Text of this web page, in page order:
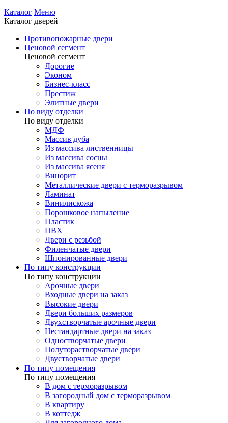
Каталог Меню
Каталог дверей
Противопожарные двери
Ценовой сегмент
Ценовой сегмент
Дорогие
Эконом
Бизнес-класс
Престиж
Элитные двери
По виду отделки
По виду отделки
МДФ
Массив дуба
Из массива лиственницы
Из массива сосны
Из массива ясеня
Винорит
Металлические двери с терморазрывом
Ламинат
Винилискожа
Порошковое напыление
Пластик
ПВХ
Двери с резьбой
Филенчатые двери
Шпонированные двери
По типу конструкции
По типу конструкции
Арочные двери
Входные двери на заказ
Высокие двери
Двери больших размеров
Двухстворчатые арочные двери
Нестандартные двери на заказ
Одностворчатые двери
Полуторастворчатые двери
Двустворчатые двери
По типу помещения
По типу помещения
В дом с терморазрывом
В загородный дом с терморазрывом
В квартиру
В коттедж